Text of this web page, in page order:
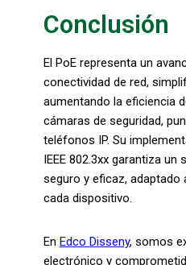
Conclusión
El PoE representa un
conectividad de red,
aumentando la eficiencia
cámaras de seguridad,
teléfonos IP. Su
IEEE 802.3xx garantiza un
seguro y eficaz, adaptado
cada dispositivo.
En Edco Disseny, somos
electrónico y